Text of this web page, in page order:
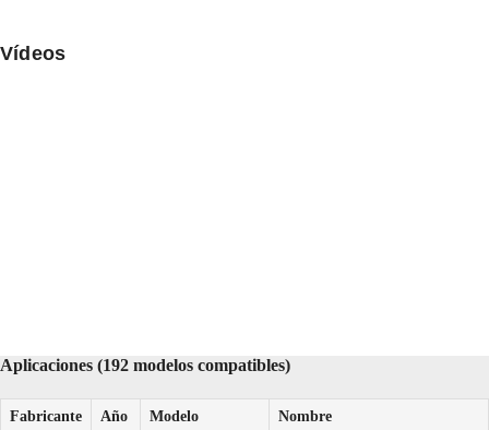
Vídeos
Aplicaciones (192 modelos compatibles)
Fabricante Año Modelo Nombre